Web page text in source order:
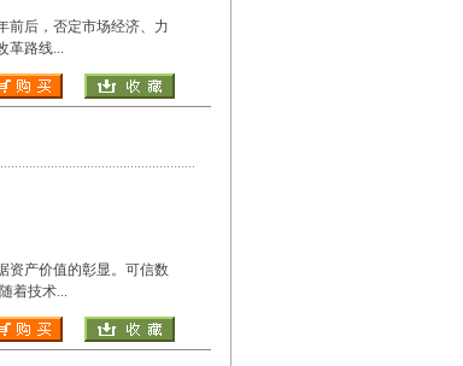
前后，否定市场经济、力
革路线...
资产价值的彰显。可信数
着技术...